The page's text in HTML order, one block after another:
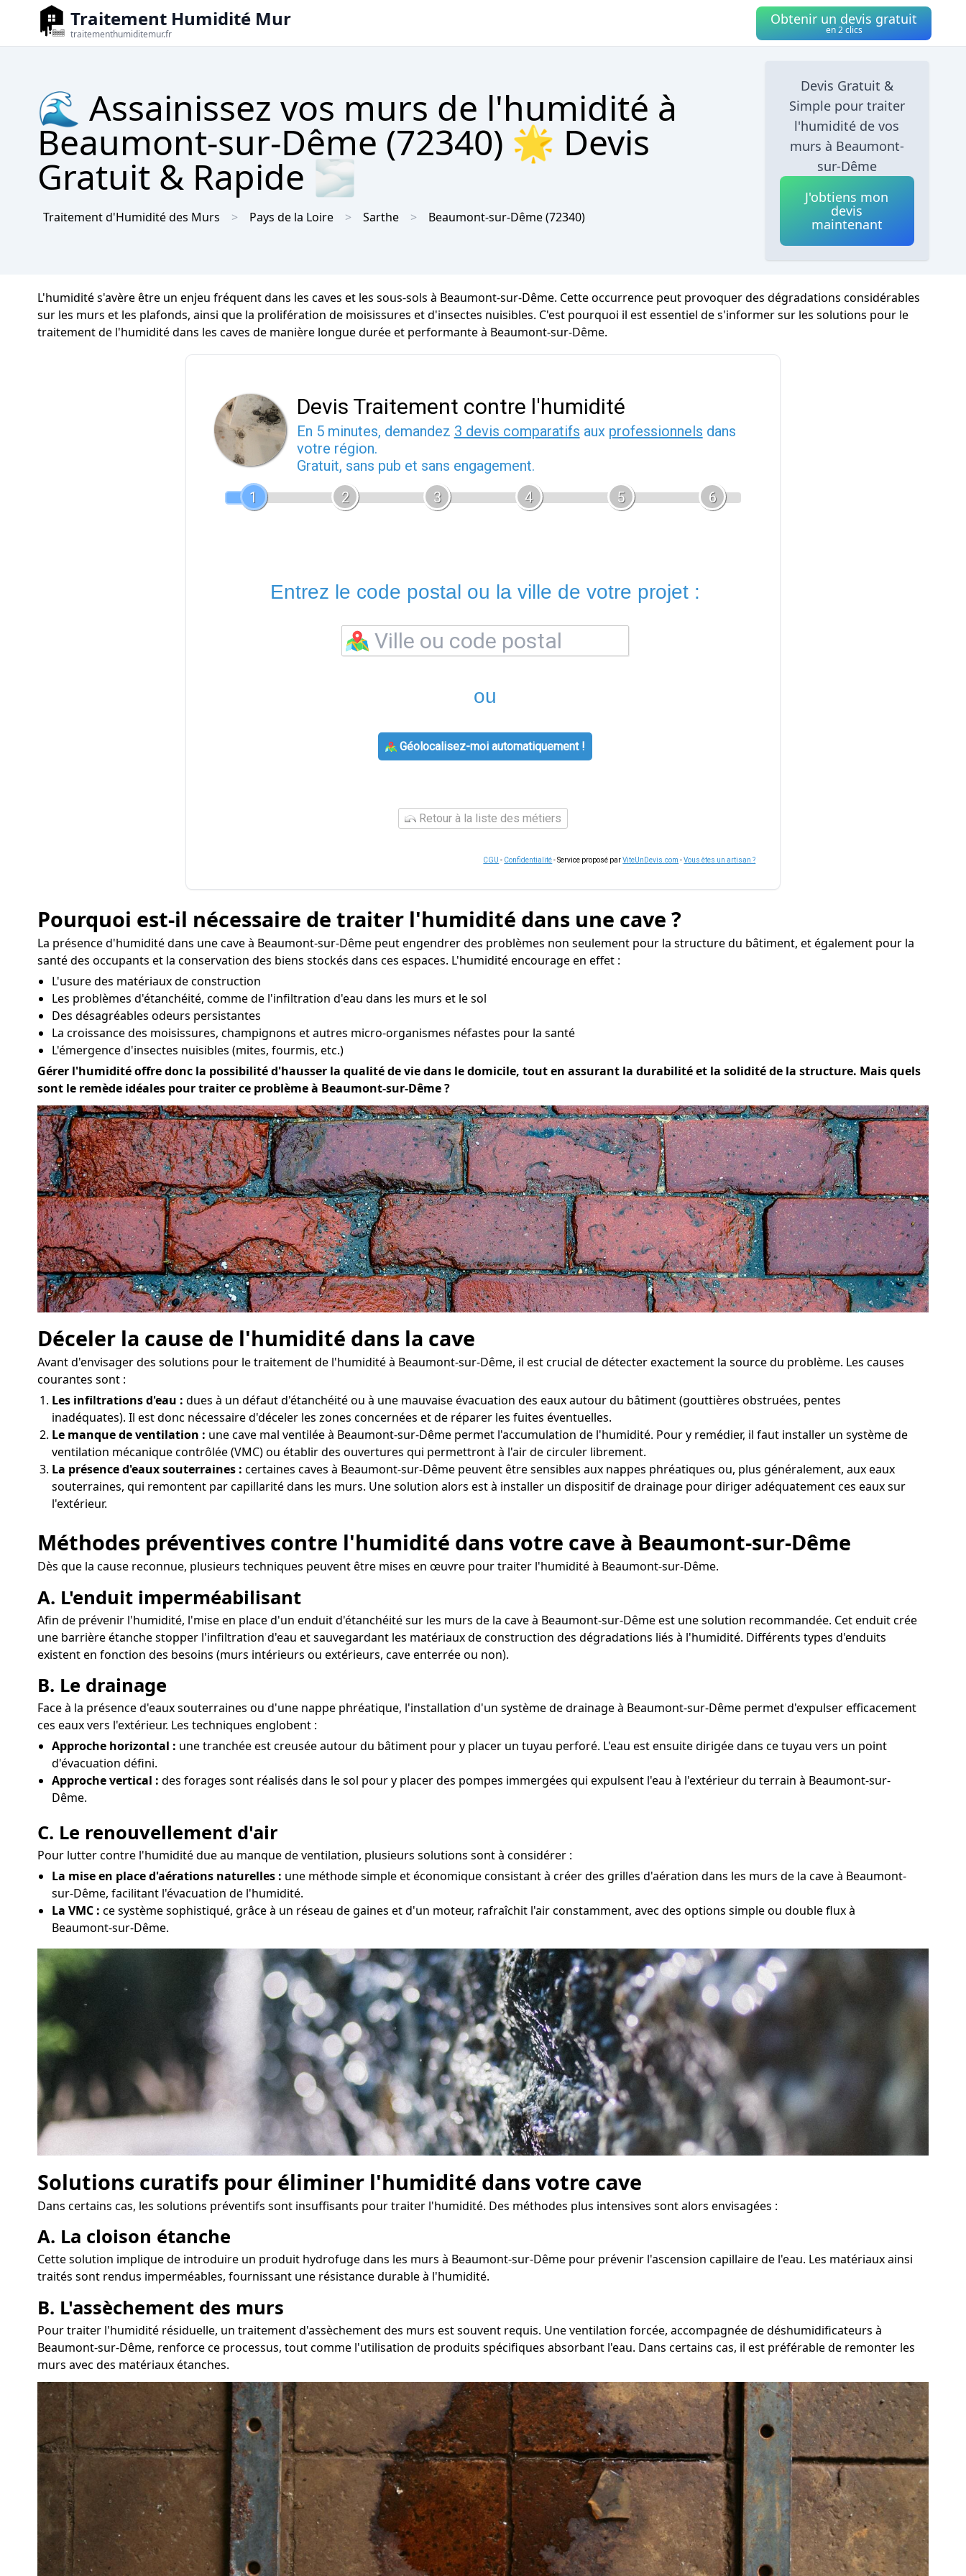
Traitement Humidité Mur
traitementhumiditemur.fr
Obtenir un devis gratuit
en 2 clics
🌊 Assainissez vos murs de l'humidité à
Beaumont-sur-Dême (72340) 🌟 Devis
Gratuit & Rapide 🌫
Traitement d'Humidité des Murs Pays de la Loire Sarthe Beaumont-sur-Dême(72340)
Devis Gratuit &
Simple pour traiter
l'humidité de vos
murs à Beaumont-
sur-Dême
J'obtiens mon
devis
maintenant
L'humidité s'avère être un enjeu fréquent dans les caves et les sous-sols à Beaumont-sur-Dême. Cette occurrence peut provoquer des dégradations considérables
sur les murs et les plafonds, ainsi que la prolifération de moisissures et d'insectes nuisibles. C'est pourquoi il est essentiel de s'informer sur les solutions pour le
traitement de l'humidité dans les caves de manière longue durée et performante à Beaumont-sur-Dême.
Devis Traitement contre l'humidité
En 5 minutes, demandez 3 devis comparatifs aux professionnels dans
votre région.
Gratuit, sans pub et sans engagement.
1
2 3 4 5 6
Entrez le code postal ou la ville de votre projet :
ou
Géolocalisez-moi automatiquement !
Retour à la liste des métiers
CGU - Confidentialité- Service proposé parViteUnDevis.com -Vous êtes un artisan ?
Pourquoi est-il nécessaire de traiter l'humidité dans une cave ?
La présence d'humidité dans une cave à Beaumont-sur-Dême peut engendrer des problèmes non seulement pour la structure du bâtiment, et également pour la
santé des occupants et la conservation des biens stockés dans ces espaces. L'humidité encourage en effet :
L'usure des matériaux de construction
Les problèmes d'étanchéité, comme de l'infiltration d'eau dans les murs et le sol
Des désagréables odeurs persistantes
La croissance des moisissures, champignons et autres micro-organismes néfastes pour la santé
L'émergence d'insectes nuisibles (mites, fourmis, etc.)
Gérer l'humidité offre donc la possibilité d'hausser la qualité de vie dans le domicile, tout en assurant la durabilité et la solidité de la structure. Mais quels
sont le remède idéales pour traiter ce problème à Beaumont-sur-Dême ?
Déceler la cause de l'humidité dans la cave
Avant d'envisager des solutions pour le traitement de l'humidité à Beaumont-sur-Dême, il est crucial de détecter exactement la source du problème. Les causes
courantes sont :
Les infiltrations d'eau : dues à un défaut d'étanchéité ou à une mauvaise évacuation des eaux autour du bâtiment (gouttières obstruées, pentes
inadéquates). Il est donc nécessaire d'déceler les zones concernées et de réparer les fuites éventuelles.
Le manque de ventilation : une cave mal ventilée à Beaumont-sur-Dême permet l'accumulation de l'humidité. Pour y remédier, il faut installer un système de
ventilation mécanique contrôlée (VMC) ou établir des ouvertures qui permettront à l'air de circuler librement.
La présence d'eaux souterraines : certaines caves à Beaumont-sur-Dême peuvent être sensibles aux nappes phréatiques ou, plus généralement, aux eaux
souterraines, qui remontent par capillarité dans les murs. Une solution alors est à installer un dispositif de drainage pour diriger adéquatement ces eaux sur
l'extérieur.
Méthodes préventives contre l'humidité dans votre cave à Beaumont-sur-Dême
Dès que la cause reconnue, plusieurs techniques peuvent être mises en œuvre pour traiter l'humidité à Beaumont-sur-Dême.
A. L'enduit imperméabilisant
Afin de prévenir l'humidité, l'mise en place d'un enduit d'étanchéité sur les murs de la cave à Beaumont-sur-Dême est une solution recommandée. Cet enduit crée
une barrière étanche stopper l'infiltration d'eau et sauvegardant les matériaux de construction des dégradations liés à l'humidité. Différents types d'enduits
existent en fonction des besoins (murs intérieurs ou extérieurs, cave enterrée ou non).
B. Le drainage
Face à la présence d'eaux souterraines ou d'une nappe phréatique, l'installation d'un système de drainage à Beaumont-sur-Dême permet d'expulser efficacement
ces eaux vers l'extérieur. Les techniques englobent :
Approche horizontal : une tranchée est creusée autour du bâtiment pour y placer un tuyau perforé. L'eau est ensuite dirigée dans ce tuyau vers un point
d'évacuation défini.
Approche vertical : des forages sont réalisés dans le sol pour y placer des pompes immergées qui expulsent l'eau à l'extérieur du terrain à Beaumont-sur-
Dême.
C. Le renouvellement d'air
Pour lutter contre l'humidité due au manque de ventilation, plusieurs solutions sont à considérer :
La mise en place d'aérations naturelles : une méthode simple et économique consistant à créer des grilles d'aération dans les murs de la cave à Beaumont-
sur-Dême, facilitant l'évacuation de l'humidité.
La VMC : ce système sophistiqué, grâce à un réseau de gaines et d'un moteur, rafraîchit l'air constamment, avec des options simple ou double flux à
Beaumont-sur-Dême.
Solutions curatifs pour éliminer l'humidité dans votre cave
Dans certains cas, les solutions préventifs sont insuffisants pour traiter l'humidité. Des méthodes plus intensives sont alors envisagées :
A. La cloison étanche
Cette solution implique de introduire un produit hydrofuge dans les murs à Beaumont-sur-Dême pour prévenir l'ascension capillaire de l'eau. Les matériaux ainsi
traités sont rendus imperméables, fournissant une résistance durable à l'humidité.
B. L'assèchement des murs
Pour traiter l'humidité résiduelle, un traitement d'assèchement des murs est souvent requis. Une ventilation forcée, accompagnée de déshumidificateurs à
Beaumont-sur-Dême, renforce ce processus, tout comme l'utilisation de produits spécifiques absorbant l'eau. Dans certains cas, il est préférable de remonter les
murs avec des matériaux étanches.